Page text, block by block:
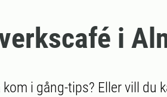
i
i gång-tips? Eller vill du